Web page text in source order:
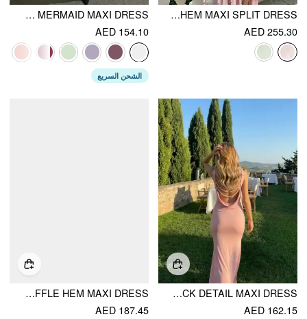
SATIN HALTER NECKLINE RUFFLE HEM MAXI SPLIT DRESS
AED 255.30
SATIN SCULPTURAL SQUARE NECK RUCHED MERMAID MAXI DRESS
AED 154.10
الشحن السريع
BOAT NECK RUCHED PEARL-BACK DETAIL MAXI DRESS
AED 162.15
SATIN COWL NECK SOLID RUFFLE HEM MAXI DRESS
AED 187.45